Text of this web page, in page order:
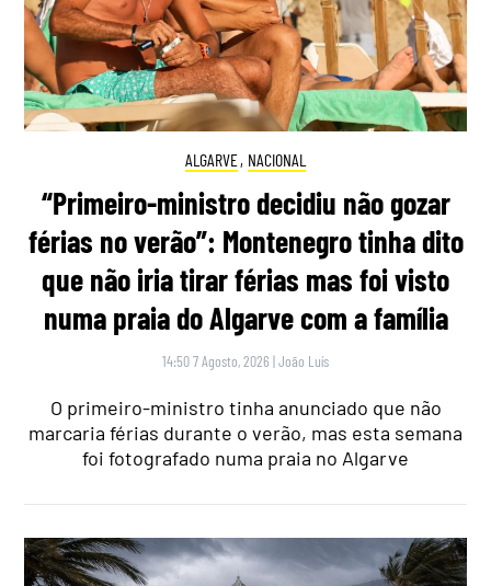
ALGARVE, NACIONAL
“Primeiro-ministro decidiu não gozar
férias no verão”: Montenegro tinha dito
que não iria tirar férias mas foi visto
numa praia do Algarve com a família
14:50 7 Agosto, 2026 |João Luís
O primeiro-ministro tinha anunciado que não
marcaria férias durante o verão, mas esta semana
foi fotografado numa praia no Algarve